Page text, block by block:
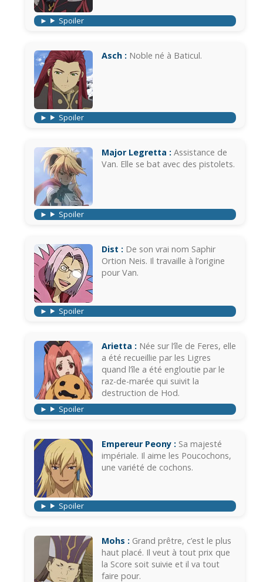
Spoiler
Asch : Noble né à Baticul.
Spoiler
Major Legretta : Assistance de
Van. Elle se bat avec des pistolets.
Spoiler
Dist : De son vrai nom Saphir
Ortion Neis. Il travaille à l’origine
pour Van.
Spoiler
Arietta : Née sur l’île de Feres, elle
a été recueillie par les Ligres
quand l’île a été engloutie par le
raz-de-marée qui suivit la
destruction de Hod.
Spoiler
Empereur Peony : Sa majesté
impériale. Il aime les Poucochons,
une variété de cochons.
Spoiler
Mohs : Grand prêtre, c’est le plus
haut placé. Il veut à tout prix que
la Score soit suivie et il va tout
faire pour.